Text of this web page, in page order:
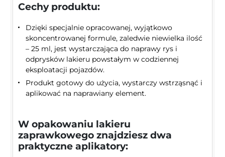
Cechy produktu:
Dzięki specjalnie opracowanej, wyjątkowo
skoncentrowanej formule, zaledwie niewielka ilość
– 25 ml, jest wystarczająca do naprawy rys i
odprysków lakieru powstałym w codziennej
eksploatacji pojazdów.
Produkt gotowy do użycia, wystarczy wstrząsnąć i
aplikować na naprawiany element.
W opakowaniu lakieru
zaprawkowego znajdziesz dwa
praktyczne aplikatory: